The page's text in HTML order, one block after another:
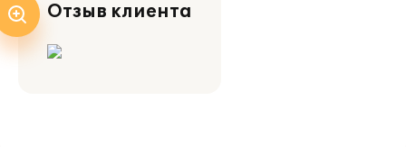
Отзыв клиента